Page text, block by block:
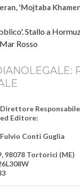
'Mojtaba
Stallo a
Rosso
Direttore
ed Editore:
Fulvio Conti Guglia
98078 Tortorici (ME)